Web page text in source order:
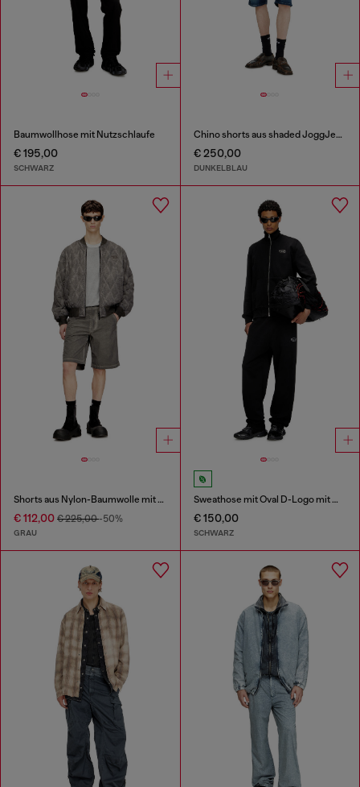
Baumwollhose mit Nutzschlaufe
€ 195,00
SCHWARZ
Chino shorts aus shaded JoggJeans
€ 250,00
DUNKELBLAU
Shorts aus Nylon-Baumwolle mit Pigmentfärbung
€ 112,00 € 225,00-50%
GRAU
Sweathose mit Oval D-Logo mit Metall-Effekt
€ 150,00
SCHWARZ